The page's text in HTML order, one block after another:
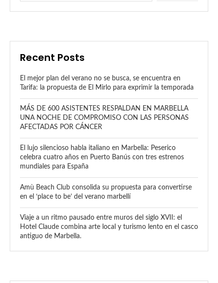
Recent Posts
El mejor plan del verano no se busca, se encuentra en
Tarifa: la propuesta de El Mirlo para exprimir la temporada
MÁS DE 600 ASISTENTES RESPALDAN EN MARBELLA
UNA NOCHE DE COMPROMISO CON LAS PERSONAS
AFECTADAS POR CÁNCER
El lujo silencioso habla italiano en Marbella: Peserico
celebra cuatro años en Puerto Banús con tres estrenos
mundiales para España
Amù Beach Club consolida su propuesta para convertirse
en el ‘place to be’ del verano marbellí
Viaje a un ritmo pausado entre muros del siglo XVII: el
Hotel Claude combina arte local y turismo lento en el casco
antiguo de Marbella.